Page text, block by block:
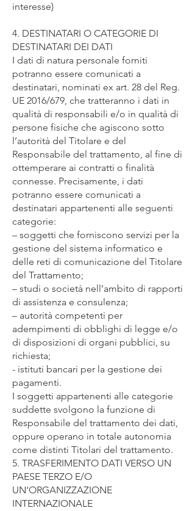
interesse)
4. DESTINATARI O CATEGORIE DI
DESTINATARI DEI DATI
I dati di natura personale forniti
potranno essere comunicati a
destinatari, nominati ex art. 28 del Reg.
UE 2016/679, che tratteranno i dati in
qualità di responsabili e/o in qualità di
persone fisiche che agiscono sotto
l’autorità del Titolare e del
Responsabile del trattamento, al fine di
ottemperare ai contratti o finalità
connesse. Precisamente, i dati
potranno essere comunicati a
destinatari appartenenti alle seguenti
categorie:
– soggetti che forniscono servizi per la
gestione del sistema informatico e
delle reti di comunicazione del Titolare
del Trattamento;
– studi o società nell’ambito di rapporti
di assistenza e consulenza;
– autorità competenti per
adempimenti di obblighi di legge e/o
di disposizioni di organi pubblici, su
richiesta;
- istituti bancari per la gestione dei
pagamenti.
I soggetti appartenenti alle categorie
suddette svolgono la funzione di
Responsabile del trattamento dei dati,
oppure operano in totale autonomia
come distinti Titolari del trattamento.
5. TRASFERIMENTO DATI VERSO UN
PAESE TERZO E/O
UN’ORGANIZZAZIONE
INTERNAZIONALE